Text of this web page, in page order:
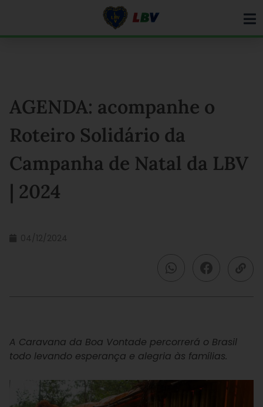
AGENDA: acompanhe o
Roteiro Solidário da
Campanha de Natal da LBV
| 2024
04/12/2024
A Caravana da Boa Vontade percorrerá o Brasil
todo levando esperança e alegria às famílias.